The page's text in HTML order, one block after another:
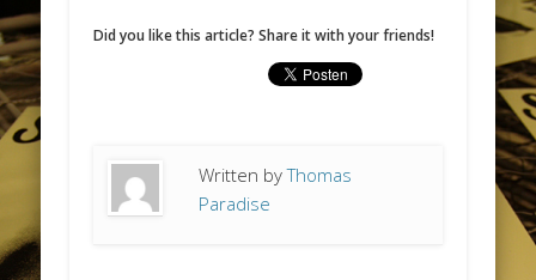
Did you like this article? Share it with your friends!
Written byThomas
Paradise